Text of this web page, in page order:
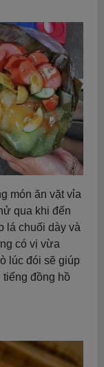
món ăn vặt vỉa
qua khi đến
lá chuối dày và
có vị vừa
lúc đói sẽ giúp
tiếng đồng hồ